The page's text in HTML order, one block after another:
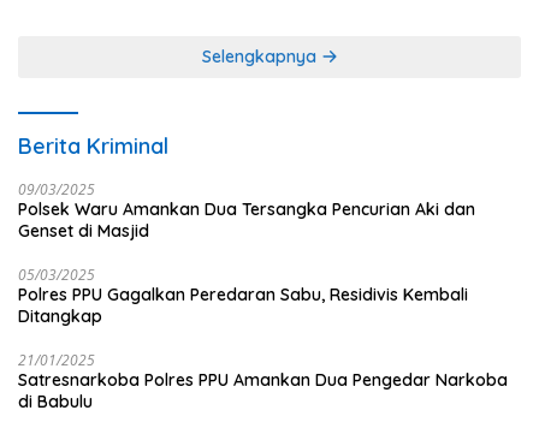
Selengkapnya
Berita Kriminal
09/03/2025
Polsek Waru Amankan Dua Tersangka Pencurian Aki dan
Genset di Masjid
05/03/2025
Polres PPU Gagalkan Peredaran Sabu, Residivis Kembali
Ditangkap
21/01/2025
Satresnarkoba Polres PPU Amankan Dua Pengedar Narkoba
di Babulu